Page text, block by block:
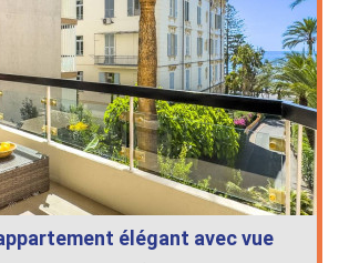
élégant avec vue